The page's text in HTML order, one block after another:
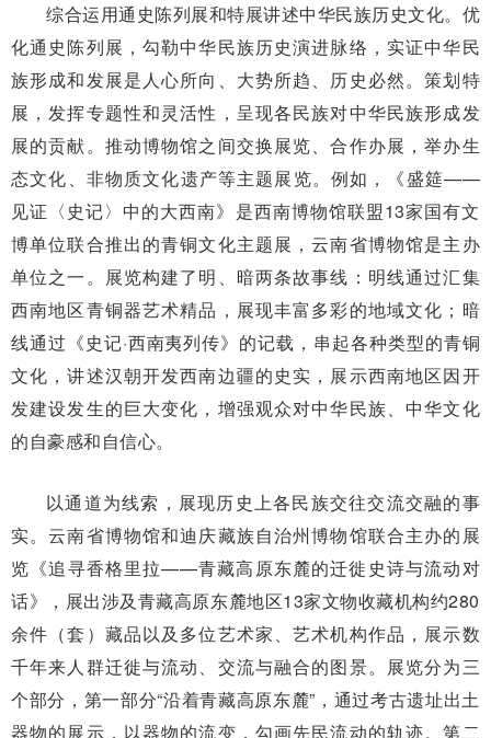
综合运用通史陈列展和特展讲述中华民族历史文化。优
化通史陈列展，勾勒中华民族历史演进脉络，实证中华民
族形成和发展是人心所向、大势所趋、历史必然。策划特
展，发挥专题性和灵活性，呈现各民族对中华民族形成发
展的贡献。推动博物馆之间交换展览、合作办展，举办生
态文化、非物质文化遗产等主题展览。例如，《盛筵——
见证〈史记〉中的大西南》是西南博物馆联盟13家国有文
博单位联合推出的青铜文化主题展，云南省博物馆是主办
单位之一。展览构建了明、暗两条故事线：明线通过汇集
西南地区青铜器艺术精品，展现丰富多彩的地域文化；暗
线通过《史记·西南夷列传》的记载，串起各种类型的青铜
文化，讲述汉朝开发西南边疆的史实，展示西南地区因开
发建设发生的巨大变化，增强观众对中华民族、中华文化
的自豪感和自信心。
以通道为线索，展现历史上各民族交往交流交融的事
实。云南省博物馆和迪庆藏族自治州博物馆联合主办的展
览《追寻香格里拉——青藏高原东麓的迁徙史诗与流动对
话》，展出涉及青藏高原东麓地区13家文物收藏机构约280
余件（套）藏品以及多位艺术家、艺术机构作品，展示数
千年来人群迁徙与流动、交流与融合的图景。展览分为三
个部分，第一部分“沿着青藏高原东麓”，通过考古遗址出土
器物的展示，以器物的流变，勾画先民流动的轨迹。第二